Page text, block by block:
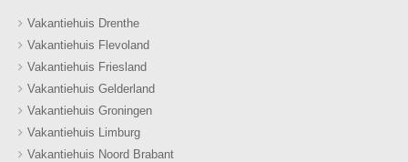
Vakantiehuis Drenthe
Vakantiehuis Flevoland
Vakantiehuis Friesland
Vakantiehuis Gelderland
Vakantiehuis Groningen
Vakantiehuis Limburg
Vakantiehuis Noord Brabant